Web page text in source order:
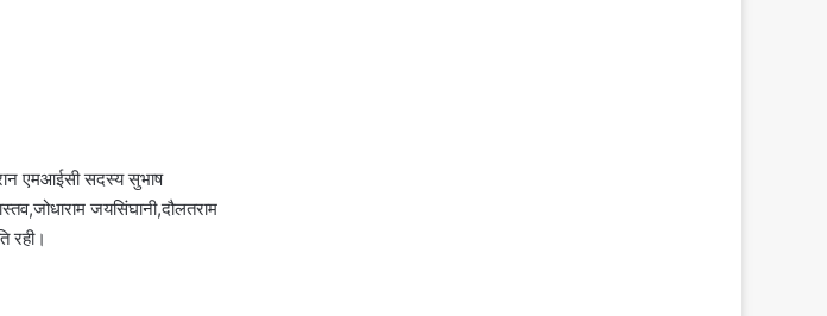
एमआईसी सदस्य सुभाष
जयसिंघानी,दौलतराम
रही।